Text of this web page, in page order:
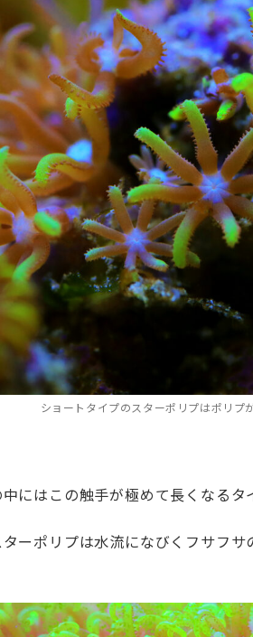
ショートタイプのスターポリプはポリプ
にはこの触手が極めて長くなるタ
ーポリプは水流になびくフサフ